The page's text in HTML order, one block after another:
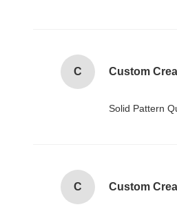
C
Solid Pattern
C